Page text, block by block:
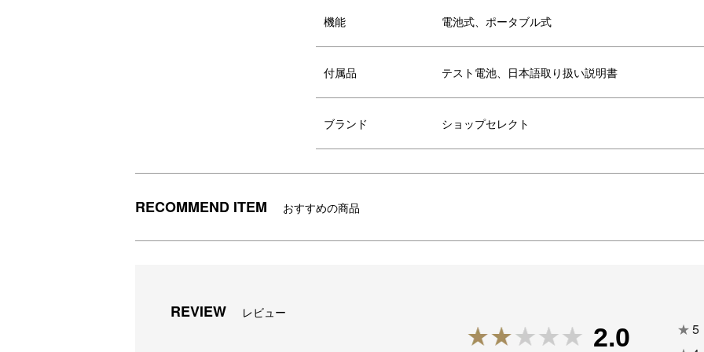
VIA K STUDIO チューリップ
VIA K STUDIO ブーケ用オリ
機能 電池式、ポータブル式
付属品 テスト電池、日本語取り扱い説明書
ブランド ショップセレクト
RECOMMEND ITEM おすすめの商品
REVIEW レビュー
2.0 ★5